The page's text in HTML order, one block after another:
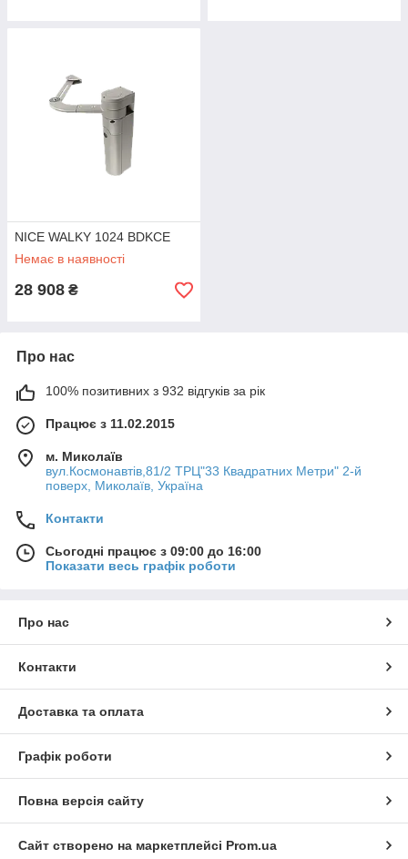
NICE WALKY 1024 BDKCE
Немає в наявності
28 908 ₴
Про нас
100% позитивних з 932 відгуків за рік
Працює з 11.02.2015
м. Миколаїв
вул.Космонавтів,81/2 ТРЦ"33 Квадратних Метри" 2-й
поверх, Миколаїв, Україна
Контакти
Сьогодні працює з 09:00 до 16:00
Показати весь графік роботи
Про нас
Контакти
Доставка та оплата
Графік роботи
Повна версія сайту
Сайт створено на маркетплейсі Prom.ua